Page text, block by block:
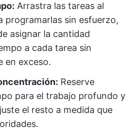
Arrastra las tareas al
programarlas sin esfuerzo,
asignar la cantidad
a cada tarea sin
en exceso.
Reserve
para el trabajo profundo y
el resto a medida que